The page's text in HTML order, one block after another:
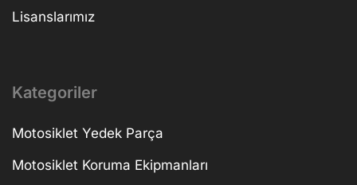
Lisanslarımız
Kategoriler
Motosiklet Yedek Parça
Motosiklet Koruma Ekipmanları